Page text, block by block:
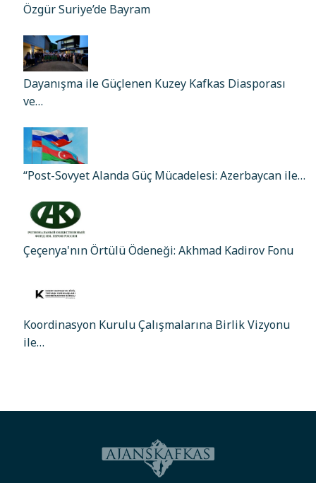
Özgür Suriye’de Bayram
Dayanışma ile Güçlenen Kuzey Kafkas Diasporası
ve…
“Post-Sovyet Alanda Güç Mücadelesi: Azerbaycan ile…
Çeçenya'nın Örtülü Ödeneği: Akhmad Kadirov Fonu
Koordinasyon Kurulu Çalışmalarına Birlik Vizyonu
ile…